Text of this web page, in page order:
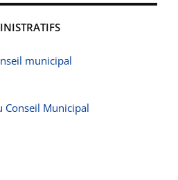
municipal
Conseil Municipal